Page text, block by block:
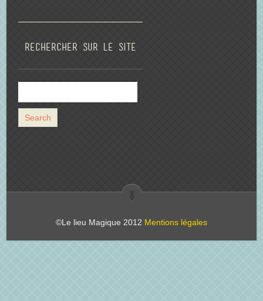
Rechercher sur le site
©Le lieu Magique 2012 Mentions légales